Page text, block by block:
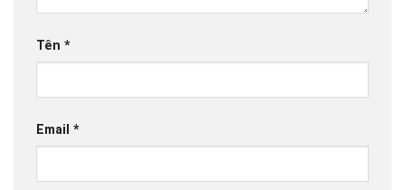
Tên *
Email *